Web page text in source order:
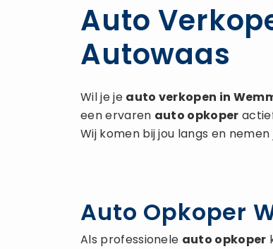
Auto
Autowaas
Wil je je auto verkopen in
een ervaren auto opkoper
Wij komen bij jou langs en
Auto Opkoper
Als professionele auto opkoper